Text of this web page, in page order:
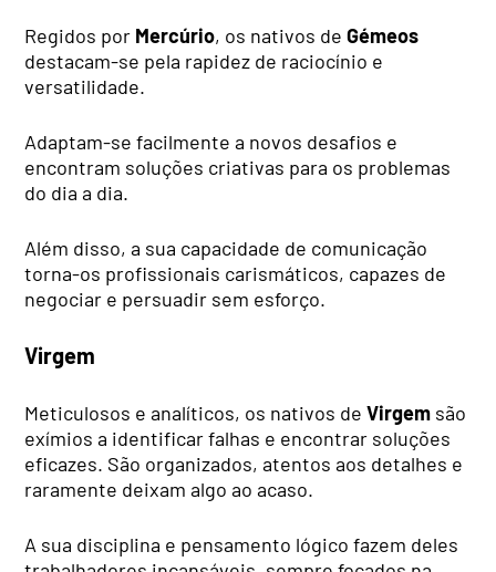
Regidos por Mercúrio, os nativos deGémeos
destacam-se pela rapidez de raciocínio e
versatilidade.
Adaptam-se facilmente a novos desafios e
encontram soluções criativas para os problemas
do dia a dia.
Além disso, a sua capacidade de comunicação
torna-os profissionais carismáticos, capazes de
negociar e persuadir sem esforço.
Virgem
Meticulosos e analíticos, os nativos deVirgem são
exímios a identificar falhas e encontrar soluções
eficazes. São organizados, atentos aos detalhes e
raramente deixam algo ao acaso.
A sua disciplina e pensamento lógico fazem deles